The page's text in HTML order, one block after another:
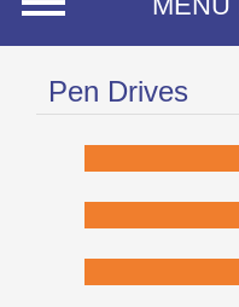
Pen Drives